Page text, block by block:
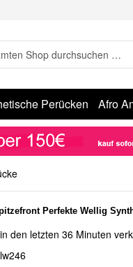
Perücken Afro
Perfekte Wellig
in den letzten 36 Minuten